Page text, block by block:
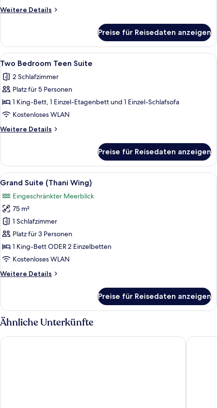
anzeigen
Weitere Details
Weitere
Access
Family
(Vhari
Preise für Reisedaten anzeigen
Alle
Fotos
für
Two
Bedroom
Teen
Suite
anzeigen
Ein modernes Hotelzimmer mit Bett,
12
Two Bedroom Teen Suite
2 Schlafzimmer
Platz für 5 Personen
1 King-Bett, 1 Einzel-Etagenbett und 1 Einzel-Schlafsofa
Kostenloses WLAN
Weitere Details
Weitere
Bedroom
Teen
Suite
Preise für Reisedaten anzeigen
Alle
Fotos
für
Grand
Suite
(Thani
Wing)
anzeigen
Ein modernes Hotelzimmer mit
9
Grand Suite (Thani Wing)
Eingeschränkter Meerblick
75 m²
1 Schlafzimmer
Platz für 3 Personen
1 King-Bett ODER 2 Einzelbetten
Kostenloses WLAN
Weitere Details
Weitere
Suite
(Thani
Wing)
Preise für Reisedaten anzeigen
Ähnliche Unterkünfte
Avista Grande Phuket Karon - MGallery Centara